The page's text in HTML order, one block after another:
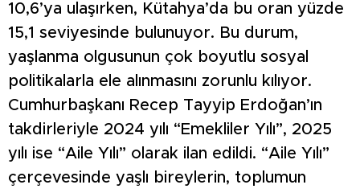
10,6’ya ulaşırken, Kütahya’da bu oran yüzde
15,1 seviyesinde bulunuyor. Bu durum,
yaşlanma olgusunun çok boyutlu sosyal
politikalarla ele alınmasını zorunlu kılıyor.
Cumhurbaşkanı Recep Tayyip Erdoğan’ın
takdirleriyle 2024 yılı “Emekliler Yılı”, 2025
yılı ise “Aile Yılı” olarak ilan edildi. “Aile Yılı”
çerçevesinde yaşlı bireylerin, toplumun